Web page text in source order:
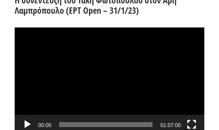
Λαμπρόπουλο (ΕΡΤ Open – 31/1/23)
00:00 01:07:00